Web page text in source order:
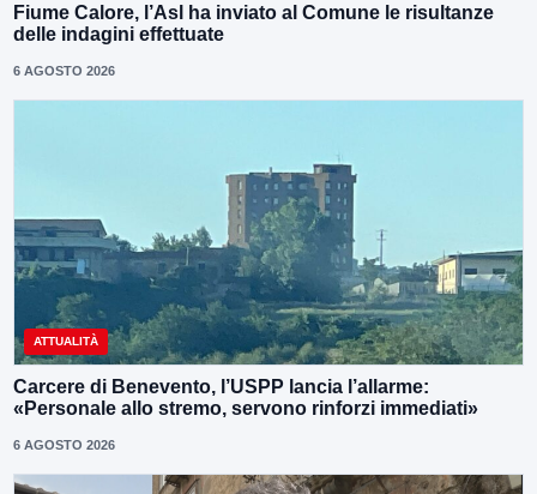
Fiume Calore, l’Asl ha inviato al Comune le risultanze
delle indagini effettuate
6 AGOSTO 2026
ATTUALITÀ
Carcere di Benevento, l’USPP lancia l’allarme:
«Personale allo stremo, servono rinforzi immediati»
6 AGOSTO 2026